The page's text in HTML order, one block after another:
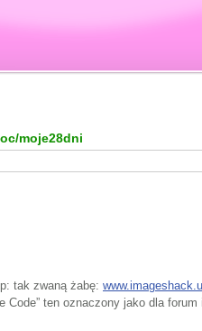
moje28dni
tak zwaną żabę:
ten oznaczony jako dla